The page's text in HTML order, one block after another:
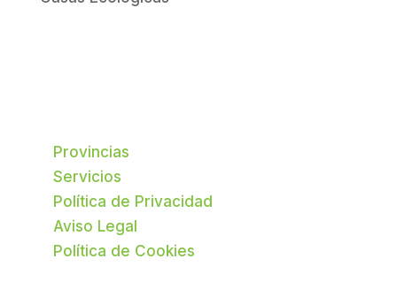
Provincias
Servicios
Política de Privacidad
Aviso Legal
Política de Cookies